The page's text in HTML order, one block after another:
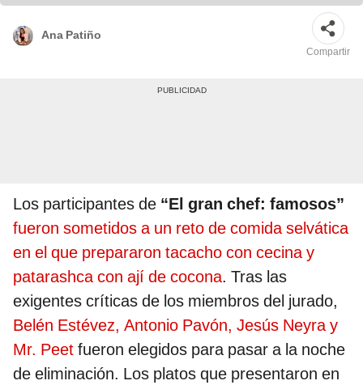
Ana Patiño
Compartir
Los participantes de “El gran chef: famosos”
fueron sometidos a un reto de comida selvática
en el que prepararon tacacho con cecina y
patarashca con ají de cocona. Tras las
exigentes críticas de los miembros del jurado,
Belén Estévez, Antonio Pavón, Jesús Neyra y
Mr. Peet fueron elegidos para pasar a la noche
de eliminación. Los platos que presentaron en